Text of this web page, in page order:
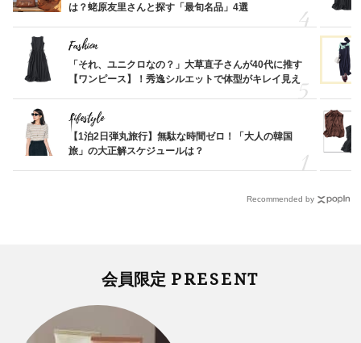
は？蛯原友里さんと探す「最旬名品」4選
Fashion
「それ、ユニクロなの？」大草直子さんが40代に推す
【ワンピース】！秀逸シルエットで体型がキレイ見え
Lifestyle
【1泊2日弾丸旅行】無駄な時間ゼロ！「大人の韓国
旅」の大正解スケジュールは？
Recommended by
会員限定 PRESENT